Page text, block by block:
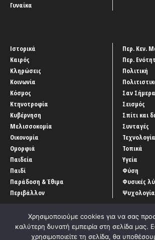
Γυναίκα
Ιστορικά
Καιρός
Κληρώσεις
Κοινωνία
Κόσμος
Κτηνοτροφία
Κυβέρνηση
Μελισσοκομία
Οικονομία
Ομορφιά
Παιδεία
Παιδί
Παράδοση & Έθιμα
Περιβάλλον
Περ. Κεν.
Περ.
Πολιτική
Σαν Σήμερα
Σεισμός
Σπίτι και
Συνταγές
Τεχνολογία
Τοπικά
Υγεία
Φύση
Φυσικές
Ψυχολογία
Χρησιμοποιούμε cookies για να σας
καλύτερη δυνατή εμπειρία στη σελίδα μας.
χρησιμοποιείτε τη σελίδα, θα